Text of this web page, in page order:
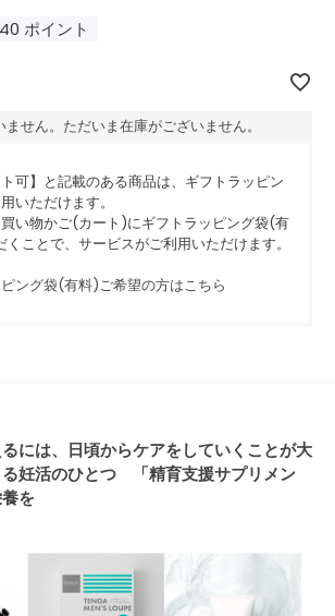
40 ポイント
せん。ただいま在庫がございません。
可】と記載のある商品は、ギフトラッピン
いただけます。
い物かご(カート)にギフトラッピング袋(有
ことで、サービスがご利用いただけます。
ング袋(有料)ご希望の方はこちら
るには、日頃からケアをしていくことが大
妊活のひとつ 「精育支援サプリメン
を